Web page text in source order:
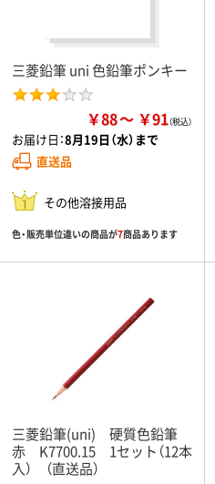
三菱鉛筆 uni 色鉛筆ポンキー
￥88 ￥91
お届け日：8月19日（水）まで
直送品
その他溶接用品
色・販売単位違いの商品が7商品あります
三菱鉛筆(uni) 硬質色鉛筆
赤 K7700.15 1セット（12本
入） （直送品）